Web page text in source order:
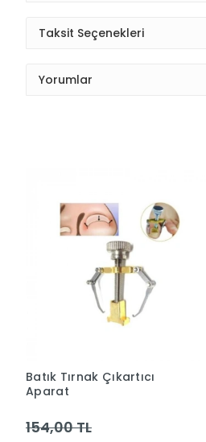
Taksit Seçenekleri
Yorumlar
Batık Tırnak Çıkartıcı
Aparat
154,00 TL